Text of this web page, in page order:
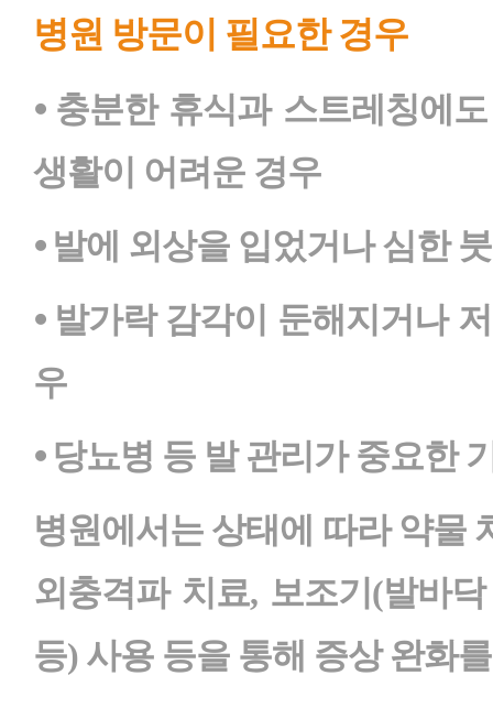
병원 방문이 필요한 경우
⦁ 충분한 휴식과 스트레칭에
생활이 어려운 경우
⦁ 발에 외상을 입었거나 심한
⦁ 발가락 감각이 둔해지거나
우
⦁ 당뇨병 등 발 관리가 중요한
병원에서는 상태에 따라 약물
외충격파 치료, 보조기(발바
등) 사용 등을 통해 증상 완화